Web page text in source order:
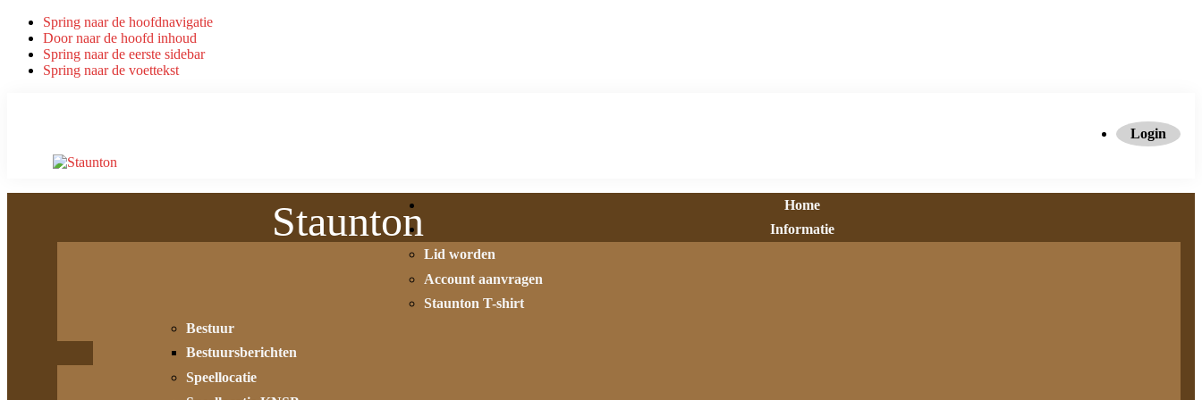
Spring naar de hoofdnavigatie
Door naar de hoofd inhoud
Spring naar de eerste sidebar
Spring naar de voettekst
Login
Staunton
Home
Informatie
Lid worden
Account aanvragen
Staunton T-shirt
Bestuur
Bestuursberichten
Speellocatie